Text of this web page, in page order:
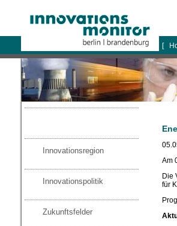
logo
[
Innovationsregion
Innovationspolitik
Zukunftsfelder
Am
Die
für